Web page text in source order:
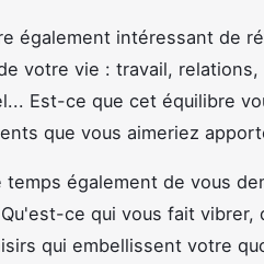
également intéressant de
votre vie : travail,
Est-ce que cet équilibre
que vous aimeriez
temps également de vous
ce qui vous fait
qui embellissent votre